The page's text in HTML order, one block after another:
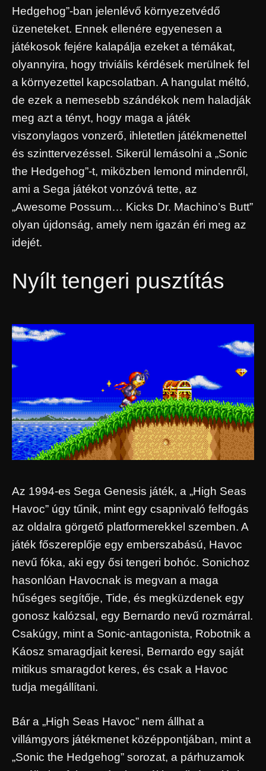
Hedgehog”-ban jelenlévő környezetvédő
üzeneteket. Ennek ellenére egyenesen a
játékosok fejére kalapálja ezeket a témákat,
olyannyira, hogy triviális kérdések merülnek fel
a környezettel kapcsolatban. A hangulat méltó,
de ezek a nemesebb szándékok nem haladják
meg azt a tényt, hogy maga a játék
viszonylagos vonzerő, ihletetlen játékmenettel
és szinttervezéssel. Sikerül lemásolni a „Sonic
the Hedgehog”-t, miközben lemond mindenről,
ami a Sega játékot vonzóvá tette, az
„Awesome Possum… Kicks Dr. Machino’s Butt”
olyan újdonság, amely nem igazán éri meg az
idejét.
Nyílt tengeri pusztítás
Az 1994-es Sega Genesis játék, a „High Seas
Havoc” úgy tűnik, mint egy csapnivaló felfogás
az oldalra görgető platformerekkel szemben. A
játék főszereplője egy emberszabású, Havoc
nevű fóka, aki egy ősi tengeri bohóc. Sonichoz
hasonlóan Havocnak is megvan a maga
hűséges segítője, Tide, és megküzdenek egy
gonosz kalózsal, egy Bernardo nevű rozmárral.
Csakúgy, mint a Sonic-antagonista, Robotnik a
Káosz smaragdjait keresi, Bernardo egy saját
mitikus smaragdot keres, és csak a Havoc
tudja megállítani.
Bár a „High Seas Havoc” nem állhat a
villámgyors játékmenet középpontjában, mint a
„Sonic the Hedgehog” sorozat, a párhuzamok